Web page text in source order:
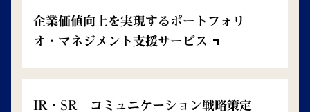
企業価値向上を実現するポートフォリ
オ・マネジメント支援サービス
IR・SR コミュニケーション戦略策定